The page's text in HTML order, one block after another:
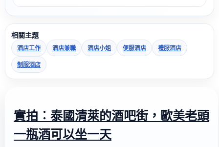
相關主題
酒店工作 酒店兼職 酒店小姐 便服酒店 禮服酒店
制服酒店
實拍︰泰國清萊的酒吧街，歐美老頭
一瓶酒可以坐一天